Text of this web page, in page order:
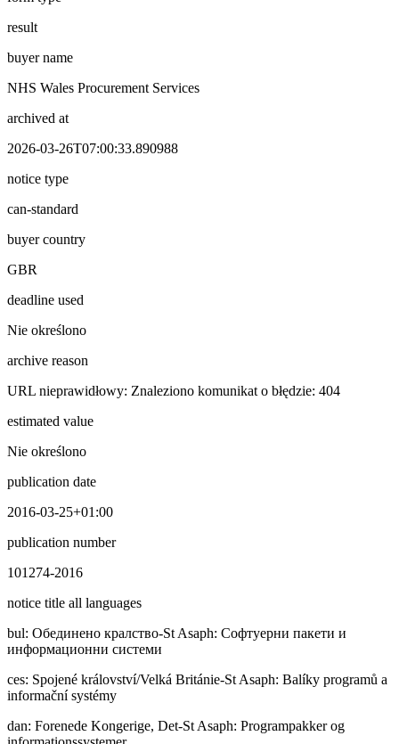
result
buyer name
NHS Wales Procurement Services
archived at
2026-03-26T07:00:33.890988
notice type
can-standard
buyer country
GBR
deadline used
Nie określono
archive reason
URL nieprawidłowy: Znaleziono komunikat o błędzie: 404
estimated value
Nie określono
publication date
2016-03-25+01:00
publication number
101274-2016
notice title all languages
bul: Обединено кралство-St Asaph: Софтуерни пакети и
информационни системи
ces: Spojené království/Velká Británie-St Asaph: Balíky programů a
informační systémy
dan: Forenede Kongerige, Det-St Asaph: Programpakker og